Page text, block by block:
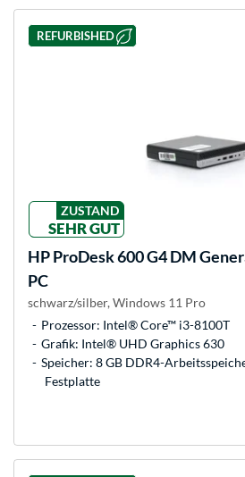
REFURBISHED
ZUSTAND
SEHR GUT
HPProDesk 600 G4 DM
PC
schwarz/silber, Windows 11 Pro
Prozessor: Intel® Core™ i3-8100T
Grafik: Intel® UHD Graphics 630
Speicher: 8 GB DDR4-
Festplatte